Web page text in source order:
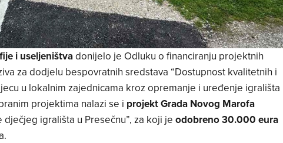
i useljeništvadonijelo je Odluku o financiranju projektnih
za dodjelu bespovratnih sredstava “Dostupnost kvalitetnih i
u lokalnim zajednicama kroz opremanje i uređenje igrališta
projektima nalazi se i projekt Grada Novog Marofa
igrališta u Presečnu”, za koji je odobreno 30.000 eura